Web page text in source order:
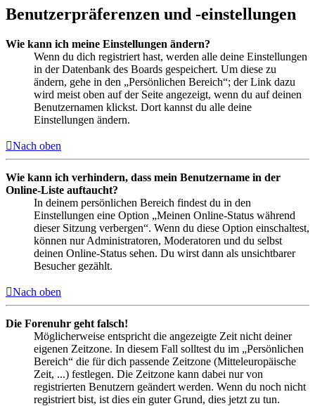
Benutzerpräferenzen und -einstellungen
Wie kann ich meine Einstellungen ändern?
Wenn du dich registriert hast, werden alle deine Einstellungen
in der Datenbank des Boards gespeichert. Um diese zu
ändern, gehe in den „Persönlichen Bereich“; der Link dazu
wird meist oben auf der Seite angezeigt, wenn du auf deinen
Benutzernamen klickst. Dort kannst du alle deine
Einstellungen ändern.
Nach oben
Wie kann ich verhindern, dass mein Benutzername in der
Online-Liste auftaucht?
In deinem persönlichen Bereich findest du in den
Einstellungen eine Option „Meinen Online-Status während
dieser Sitzung verbergen“. Wenn du diese Option einschaltest,
können nur Administratoren, Moderatoren und du selbst
deinen Online-Status sehen. Du wirst dann als unsichtbarer
Besucher gezählt.
Nach oben
Die Forenuhr geht falsch!
Möglicherweise entspricht die angezeigte Zeit nicht deiner
eigenen Zeitzone. In diesem Fall solltest du im „Persönlichen
Bereich“ die für dich passende Zeitzone (Mitteleuropäische
Zeit, ...) festlegen. Die Zeitzone kann dabei nur von
registrierten Benutzern geändert werden. Wenn du noch nicht
registriert bist, ist dies ein guter Grund, dies jetzt zu tun.